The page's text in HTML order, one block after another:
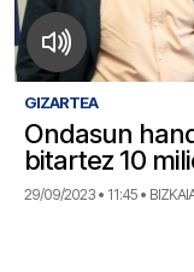
GIZARTEA
Ondasun
bitartez 10
29/09/2023 • 11:45 •